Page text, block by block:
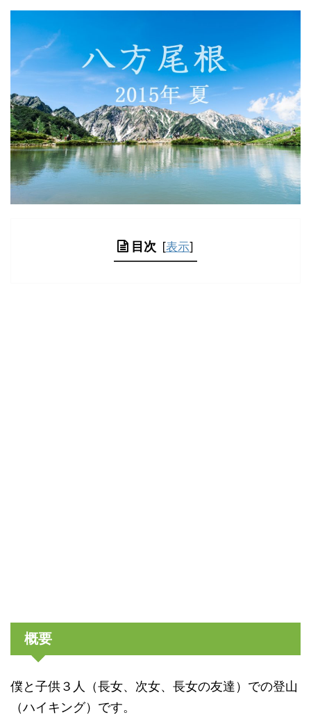
目次 [表示]
概要
僕と子供３人（長女、次女、長女の友達）での登山
（ハイキング）です。